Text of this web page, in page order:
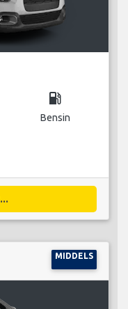
local_gas_station
Bensin
MIDDELS